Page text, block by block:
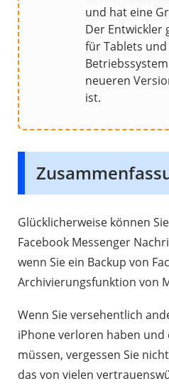
und hat eine
Der Entwickler
für Tablets
neueren
ist.
Glücklicherweise können
Facebook Messenger
wenn Sie ein Backup von
Archivierungsfunktion von
Wenn Sie versehentlich
iPhone verloren haben
müssen, vergessen Sie
das von vielen